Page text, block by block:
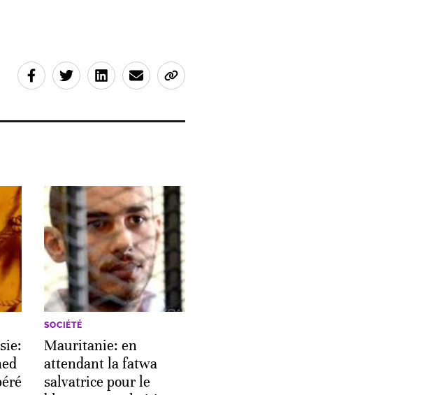
SOCIÉTÉ
Mauritanie: en
attendant la fatwa
salvatrice pour le